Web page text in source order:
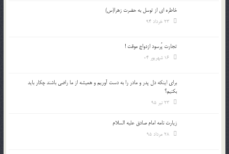
خاطره ای از توسل به حضرت زهرا(س)
تجارت پُرسود ازدواج موقت !
براي اينكه دل پدر و مادر را به دست آوريم و هميشه از ما راضي باشند چكار بايد
بكنيم؟
زیارت نامه امام صادق علیه السلام